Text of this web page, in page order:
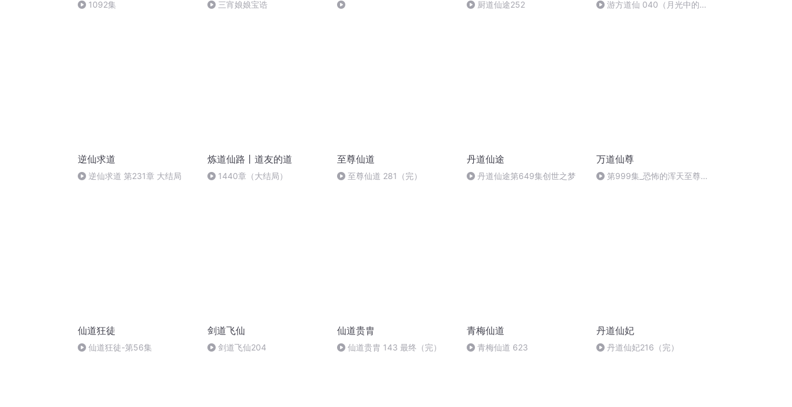
1092集 三宵娘娘宝诰 厨道仙途252
游方道仙 040（月光中的少
逆仙求道
逆仙求道 第231章 大结局
炼道仙路丨道友的道
1440章（大结局）
至尊仙道
至尊仙道 281（完）
丹道仙途
丹道仙途第649集创世之梦
万道仙尊
第999集_恐怖的浑天至尊
仙道狂徒
仙道狂徒-第56集
剑道飞仙
剑道飞仙204
仙道贵胄
仙道贵胄 143 最终（完）
青梅仙道
青梅仙道 623
丹道仙妃
丹道仙妃216（完）